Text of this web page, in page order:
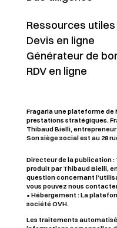
Ressources utiles
Devis en ligne
Générateur de
RDV en ligne
Fragaria une plateforme
prestations stratégiques.
Thibaud Bielli, entrepreneur
Son siège social est au 28
Directeur de la publication :
produit par Thibaud Bielli,
question concernant
vous pouvez nous
• Hébergement : La
société OVH.
Les traitements